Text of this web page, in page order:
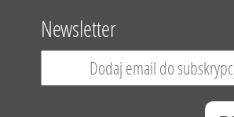
Newsletter